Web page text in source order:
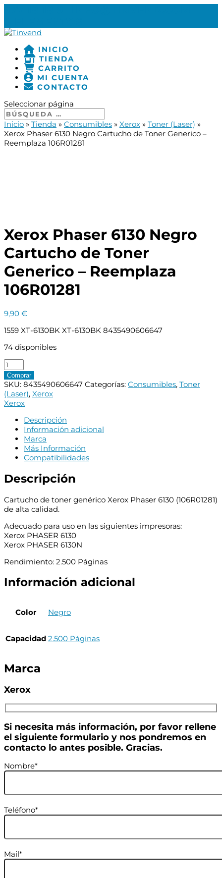
INICIO
TIENDA
CARRITO
MI CUENTA
CONTACTO
Seleccionar página
Inicio » Tienda » Consumibles » Xerox » Toner (Laser) »
Xerox Phaser 6130 Negro Cartucho de Toner Generico –
Reemplaza 106R01281
Xerox Phaser 6130 Negro
Cartucho de Toner
Generico – Reemplaza
106R01281
9,90 €
1559 XT-6130BK XT-6130BK 8435490606647
74 disponibles
Xerox
Phaser
6130
Negro
Cartucho
Toner
Generico
Reemplaza
106R01281
Comprar
SKU: 8435490606647 Categorías: Consumibles, Toner
(Laser), Xerox
Xerox
Descripción
Información adicional
Marca
Más Información
Compatibilidades
Descripción
Cartucho de toner genérico Xerox Phaser 6130 (106R01281)
de alta calidad.
Adecuado para uso en las siguientes impresoras:
Xerox PHASER 6130
Xerox PHASER 6130N
Rendimiento: 2.500 Páginas
Información adicional
Color Negro
Capacidad 2.500 Páginas
Marca
Xerox
Si necesita más información, por favor rellene
el siguiente formulario y nos pondremos en
contacto lo antes posible. Gracias.
Nombre*
Teléfono*
Mail*